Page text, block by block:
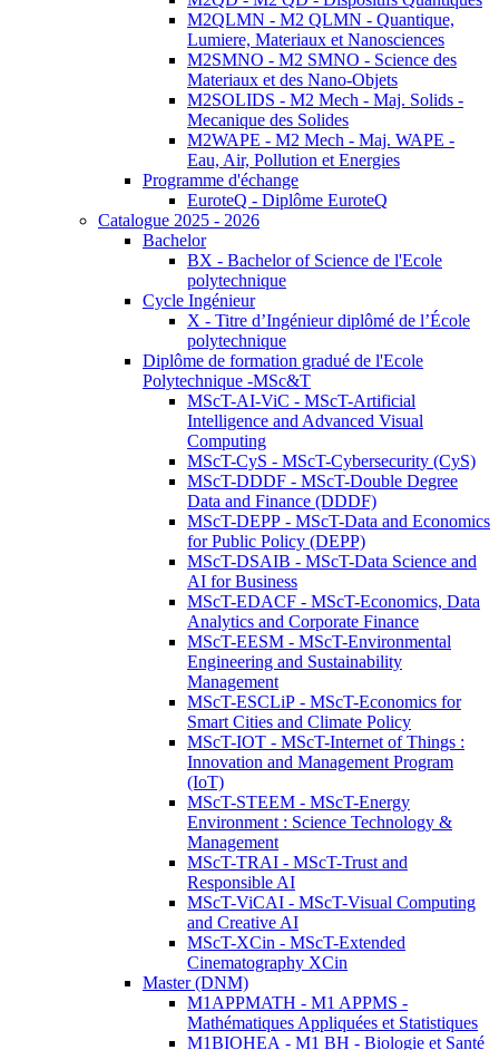
M2QLMN - M2 QLMN - Quantique,
Lumiere, Materiaux et Nanosciences
M2SMNO - M2 SMNO - Science des
Materiaux et des Nano-Objets
M2SOLIDS - M2 Mech - Maj. Solids -
Mecanique des Solides
M2WAPE - M2 Mech - Maj. WAPE -
Eau, Air, Pollution et Energies
Programme d'échange
EuroteQ - Diplôme EuroteQ
Catalogue 2025 - 2026
Bachelor
BX - Bachelor of Science de l'Ecole
polytechnique
Cycle Ingénieur
X - Titre d’Ingénieur diplômé de l’École
polytechnique
Diplôme de formation gradué de l'Ecole
Polytechnique -MSc&T
MScT-AI-ViC - MScT-Artificial
Intelligence and Advanced Visual
Computing
MScT-CyS - MScT-Cybersecurity (CyS)
MScT-DDDF - MScT-Double Degree
Data and Finance (DDDF)
MScT-DEPP - MScT-Data and Economics
for Public Policy (DEPP)
MScT-DSAIB - MScT-Data Science and
AI for Business
MScT-EDACF - MScT-Economics, Data
Analytics and Corporate Finance
MScT-EESM - MScT-Environmental
Engineering and Sustainability
Management
MScT-ESCLiP - MScT-Economics for
Smart Cities and Climate Policy
MScT-IOT - MScT-Internet of Things :
Innovation and Management Program
(IoT)
MScT-STEEM - MScT-Energy
Environment : Science Technology &
Management
MScT-TRAI - MScT-Trust and
Responsible AI
MScT-ViCAI - MScT-Visual Computing
and Creative AI
MScT-XCin - MScT-Extended
Cinematography XCin
Master (DNM)
M1APPMATH - M1 APPMS -
Mathématiques Appliquées et Statistiques
M1BIOHEA - M1 BH - Biologie et Santé